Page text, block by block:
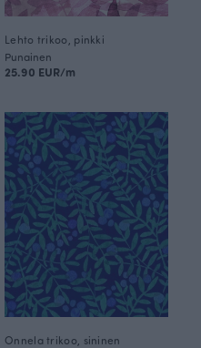
Lehto trikoo, pinkki
Punainen
25.90 EUR/m
Onnela trikoo, sininen